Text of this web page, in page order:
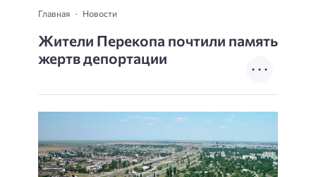
Главная Новости
Жители Перекопа почтили память
жертв депортации